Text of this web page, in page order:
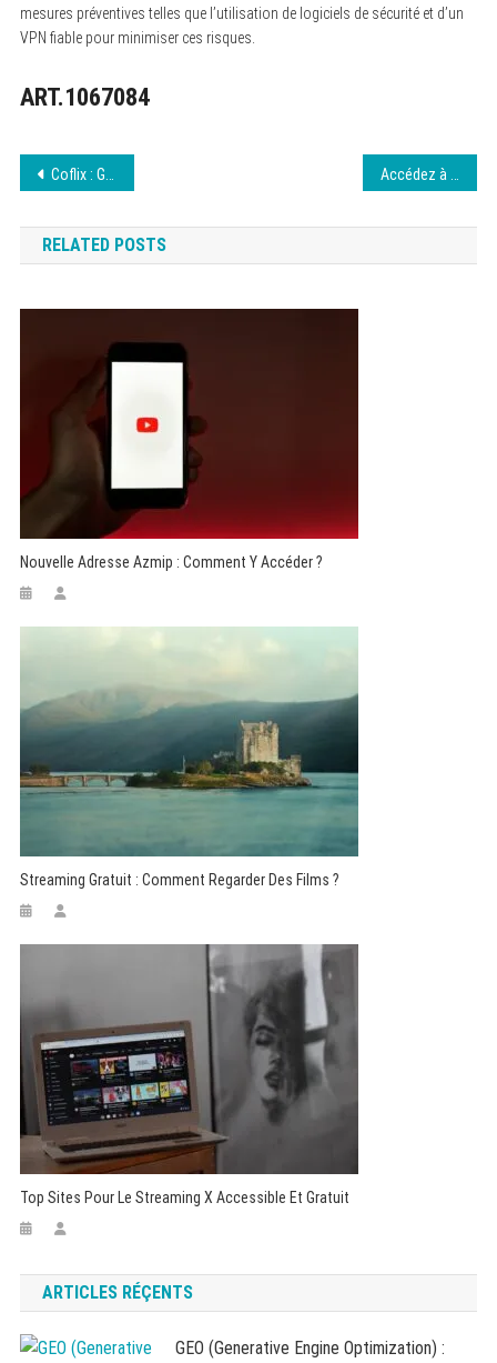
mesures préventives telles que l’utilisation de logiciels de sécurité et d’un
VPN fiable pour minimiser ces risques.
ART.1067084
Navigation
de
l’article
Coflix : Guide Complet des Films et Séries Gratuitement
RELATED POSTS
Nouvelle Adresse Azmip : Comment Y Accéder ?
Streaming Gratuit : Comment Regarder Des Films ?
Top Sites Pour Le Streaming X Accessible Et Gratuit
ARTICLES RÉÇENTS
GEO (Generative Engine Optimization) :